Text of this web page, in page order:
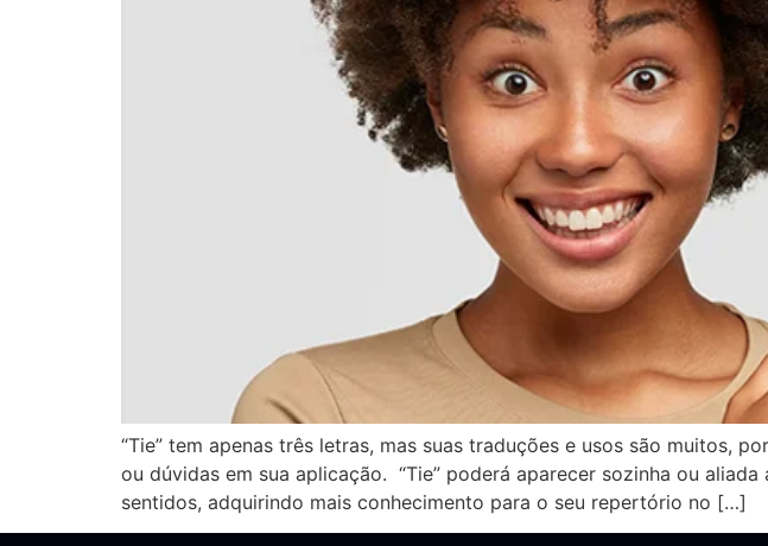
“Tie” tem apenas três letras, mas suas traduções e usos são muitos,
ou dúvidas em sua aplicação. “Tie” poderá aparecer sozinha ou
sentidos, adquirindo mais conhecimento para o seu repertório no […]